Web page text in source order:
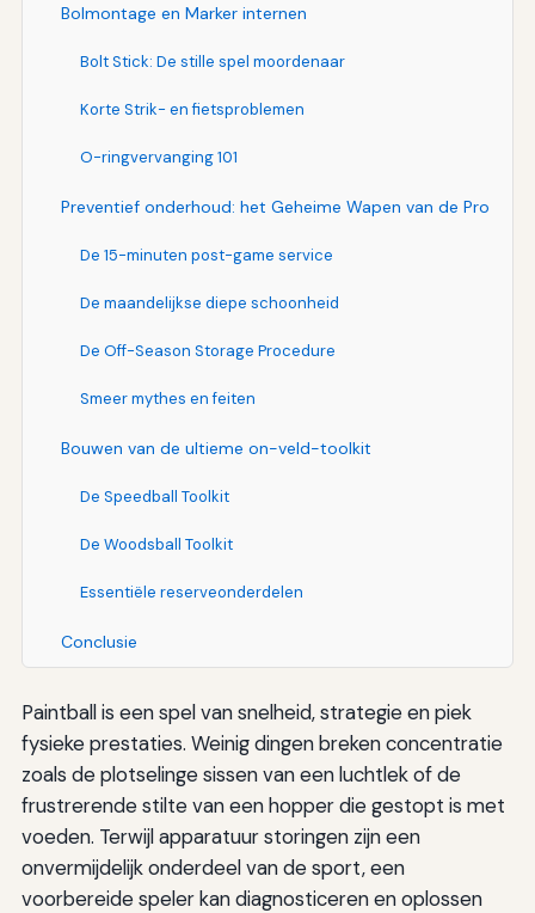
Bolmontage en Marker internen
Bolt Stick: De stille spel moordenaar
Korte Strik- en fietsproblemen
O-ringvervanging 101
Preventief onderhoud: het Geheime Wapen van de Pro
De 15-minuten post-game service
De maandelijkse diepe schoonheid
De Off-Season Storage Procedure
Smeer mythes en feiten
Bouwen van de ultieme on-veld-toolkit
De Speedball Toolkit
De Woodsball Toolkit
Essentiële reserveonderdelen
Conclusie
Paintball is een spel van snelheid, strategie en piek
fysieke prestaties. Weinig dingen breken concentratie
zoals de plotselinge sissen van een luchtlek of de
frustrerende stilte van een hopper die gestopt is met
voeden. Terwijl apparatuur storingen zijn een
onvermijdelijk onderdeel van de sport, een
voorbereide speler kan diagnosticeren en oplossen